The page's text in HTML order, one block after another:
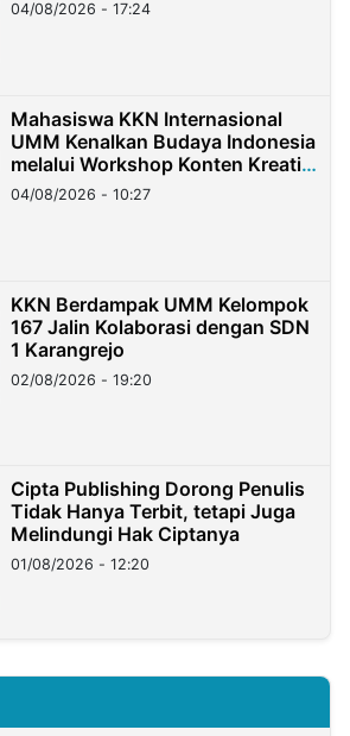
04/08/2026 - 17:24
Mahasiswa KKN Internasional
UMM Kenalkan Budaya Indonesia
melalui Workshop Konten Kreatif
di Taiwan
04/08/2026 - 10:27
KKN Berdampak UMM Kelompok
167 Jalin Kolaborasi dengan SDN
1 Karangrejo
02/08/2026 - 19:20
Cipta Publishing Dorong Penulis
Tidak Hanya Terbit, tetapi Juga
Melindungi Hak Ciptanya
01/08/2026 - 12:20